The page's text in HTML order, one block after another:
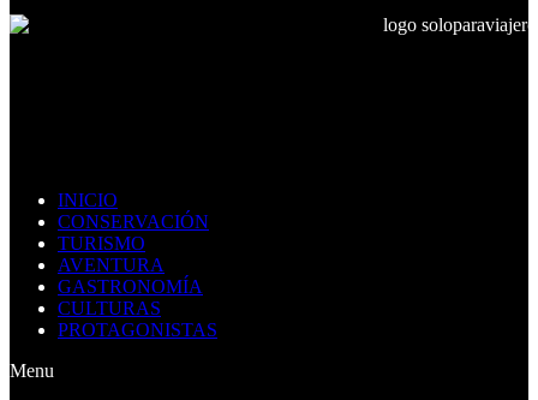
INICIO
CONSERVACIÓN
TURISMO
AVENTURA
GASTRONOMÍA
CULTURAS
PROTAGONISTAS
Menu